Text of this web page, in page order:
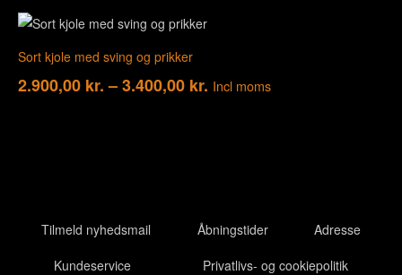
Sort kjole med sving og prikker
2.900,00 kr. –3.400,00 kr. Incl moms
Tilmeld nyhedsmail Åbningstider
Adresse
Kundeservice
Privatlivs- og cookiepolitik